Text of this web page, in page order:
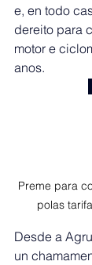
e, en todo
dereito para
motor e
anos.
Preme para
polas
Desde a
un